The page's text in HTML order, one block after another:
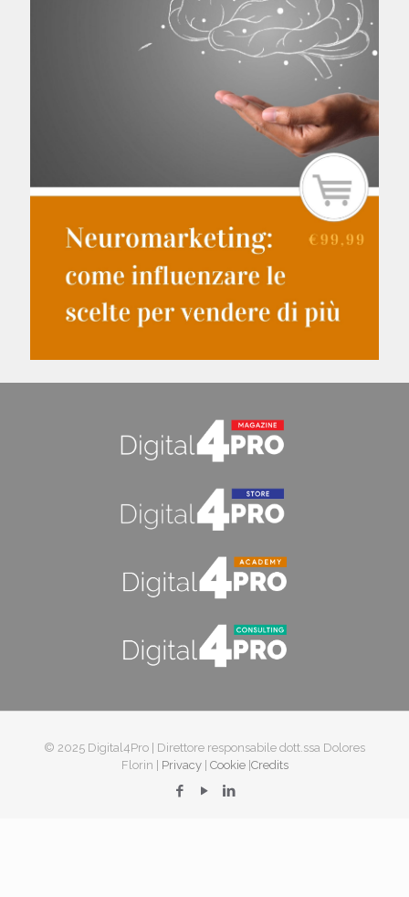
© 2025 Digital4Pro | Direttore responsabile dott.ssa Dolores
Florin | Privacy| Cookie|Credits